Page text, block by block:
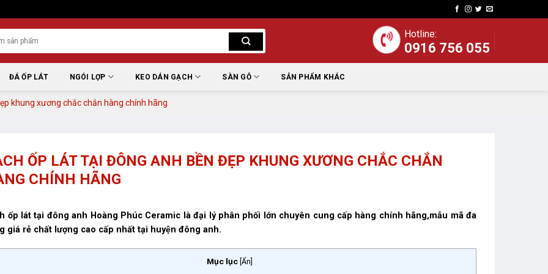
Hotline:
0916 756 055
ĐÁ ỐP LÁT NGÓI LỢP KEO DÁN GẠCH SÀN GỖ SẢN PHẨM KHÁC
khung xương chắc chắn hàng chính hãng
ỐP LÁT TẠI ĐÔNG ANH BỀN ĐẸP KHUNG XƯƠNG CHẮC CHẮN
CHÍNH HÃNG
ốp lát tại đông anh Hoàng Phúc Ceramic là đại lý phân phối lớn chuyên cung cấp hàng chính hãng,mẫu mã đa
giá rẻ chất lượng cao cấp nhất tại huyện đông anh.
Mục lục [Ẩn